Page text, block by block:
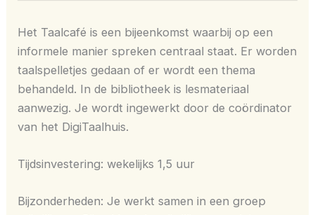
Het Taalcafé is een bijeenkomst waarbij op een
informele manier spreken centraal staat. Er worden
taalspelletjes gedaan of er wordt een thema
behandeld. In de bibliotheek is lesmateriaal
aanwezig. Je wordt ingewerkt door de coördinator
van het DigiTaalhuis.
Tijdsinvestering: wekelijks 1,5 uur
Bijzonderheden: Je werkt samen in een groep